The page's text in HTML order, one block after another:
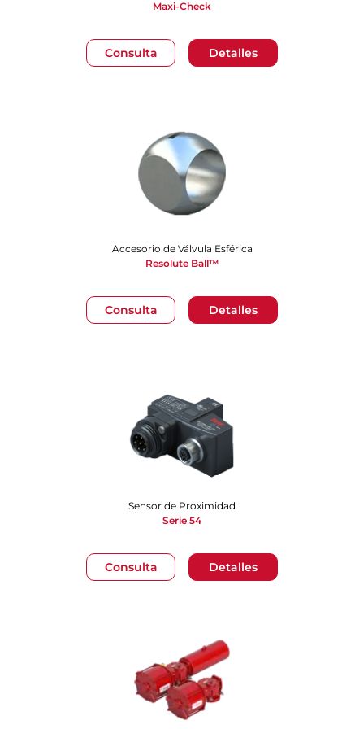
Consulta Detalles
Maxi-Check
Consulta Detalles
Accesorio de Válvula Esférica
Resolute Ball™
Consulta Detalles
Sensor de Proximidad
Serie 54